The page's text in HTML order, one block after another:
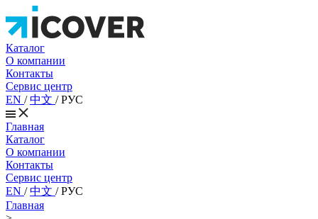
Каталог
О компании
Контакты
Сервис центр
EN /中文 /РУС
Главная
Каталог
О компании
Контакты
Сервис центр
EN /中文 /РУС
Главная